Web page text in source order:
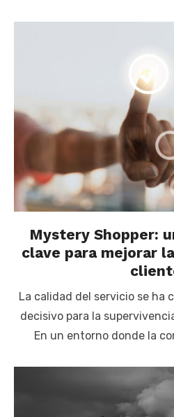
Mystery Shopper:
clave para mejorar
La calidad del servicio se
decisivo para la
En un entorno donde la